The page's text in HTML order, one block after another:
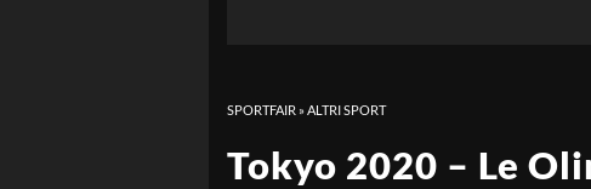
SPORTFAIR »ALTRI SPORT
Tokyo 2020 – Le